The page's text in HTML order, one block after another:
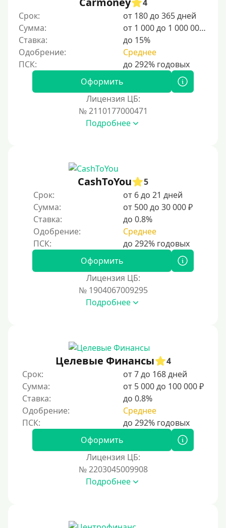
20000 руб
25000 руб
30000 руб
30000 руб на год
35000 руб
40000 руб
150000 руб
200000 руб
250000 руб
300000 руб
500000 руб
Карты банков и платежные системы
Мастеркард
Через Юнистрим (Unistream)
На Вебмани
ВТБ
Виза (Visa)
Тинькофф
На карту Кукуруза
4
Срок:
от 180 до 365 дней
Сумма:
от 1 000 до 1 000 000 ₽
Ставка:
до 15%
Одобрение:
Среднее
Оформить
Лицензия ЦБ:
№ 2110177000471
Подробнее
CashToYou
5
Срок:
от 6 до 21 дней
Сумма:
от 500 до 30 000 ₽
Ставка:
до 0.8%
Одобрение:
Среднее
Оформить
Лицензия ЦБ:
№ 1904067009295
Подробнее
Целевые Финансы
4
Срок:
от 7 до 168 дней
Сумма:
от 5 000 до 100 000 ₽
Ставка:
до 0.8%
Одобрение:
Среднее
Оформить
Лицензия ЦБ:
№ 2203045009908
Подробнее